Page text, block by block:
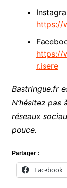
https://
https://
r.isere
Bastringue.fr
N’hésitez
réseaux
pouce.
Partager :
Facebook